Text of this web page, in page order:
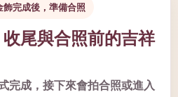
完成後，準備合照
尾與合照前的吉祥
完成，接下來會拍合照或進入